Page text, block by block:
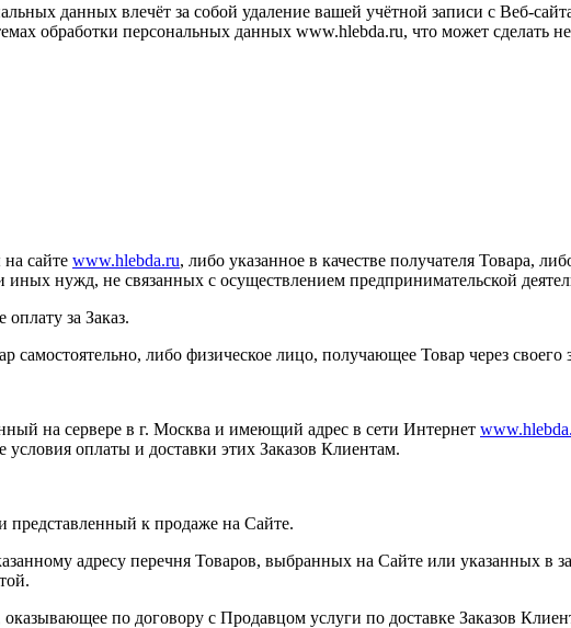
данных влечёт за собой удаление вашей учётной записи с Веб-
обработки персональных данных www.hlebda.ru, что может сделать
сайте www.hlebda.ru, либо указанное в качестве получателя Товара,
нужд, не связанных с осуществлением предпринимательской
за Заказ.
либо физическое лицо, получающее Товар через своего
на сервере в г. Москва и имеющий адрес в сети Интернет
оплаты и доставки этих Заказов Клиентам.
представленный к продаже на Сайте.
адресу перечня Товаров, выбранных на Сайте или указанных в
по договору с Продавцом услуги по доставке Заказов